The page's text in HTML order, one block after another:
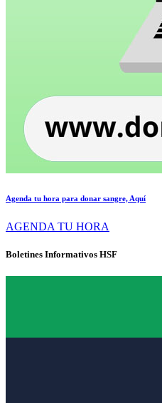
Agenda tu hora para donar sangre, Aquí
AGENDA TU HORA
Boletines Informativos HSF